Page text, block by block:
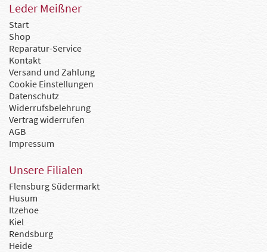
Leder Meißner
Start
Shop
Reparatur-Service
Kontakt
Versand und Zahlung
Cookie Einstellungen
Datenschutz
Widerrufsbelehrung
Vertrag widerrufen
AGB
Impressum
Unsere Filialen
Flensburg Südermarkt
Husum
Itzehoe
Kiel
Rendsburg
Heide